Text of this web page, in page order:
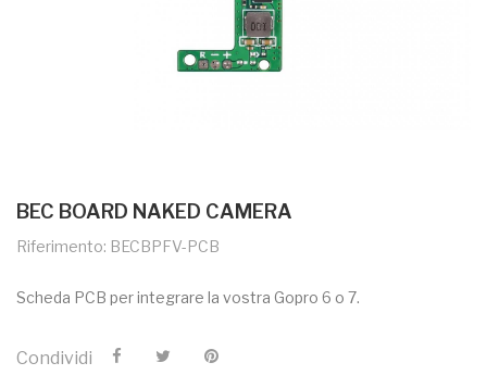
BEC BOARD NAKED CAMERA
Riferimento: BECBPFV-PCB
Scheda PCB per integrare la vostra Gopro 6 o 7.
Condividi